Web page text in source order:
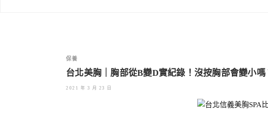
保養
台北美胸｜胸部從B變D實紀錄！沒按胸部會變小嗎
2021 年 3 月 23 日